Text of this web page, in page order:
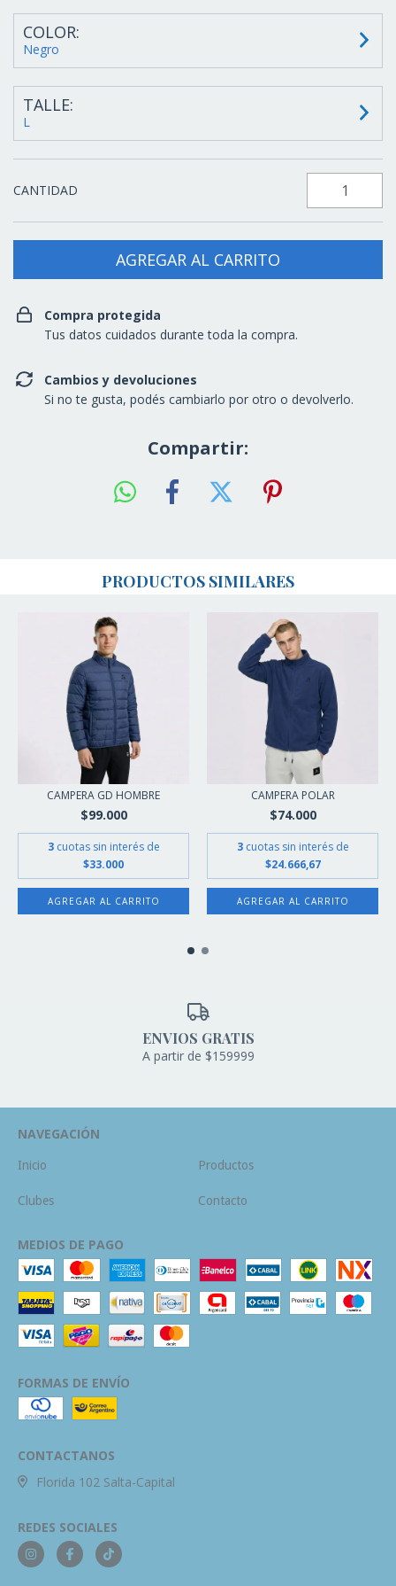
COLOR:
Negro
TALLE:
L
CANTIDAD
Compra protegida
Tus datos cuidados durante toda la compra.
Cambios y devoluciones
Si no te gusta, podés cambiarlo por otro o devolverlo.
Compartir:
PRODUCTOS SIMILARES
CAMPERA GD HOMBRE
$99.000
3 cuotas sin interés de
$33.000
AGREGAR AL CARRITO
CAMPERA POLAR
$74.000
3 cuotas sin interés de
$24.666,67
AGREGAR AL CARRITO
ENVIOS GRATIS
A partir de $159999
NAVEGACIÓN
Inicio Productos
Clubes Contacto
MEDIOS DE PAGO
FORMAS DE ENVÍO
CONTACTANOS
Florida 102 Salta-Capital
REDES SOCIALES